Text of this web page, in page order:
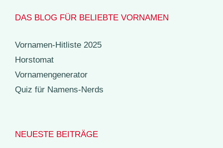
DAS BLOG FÜR BELIEBTE VORNAMEN
Vornamen-Hitliste 2025
Horstomat
Vornamengenerator
Quiz für Namens-Nerds
NEUESTE BEITRÄGE